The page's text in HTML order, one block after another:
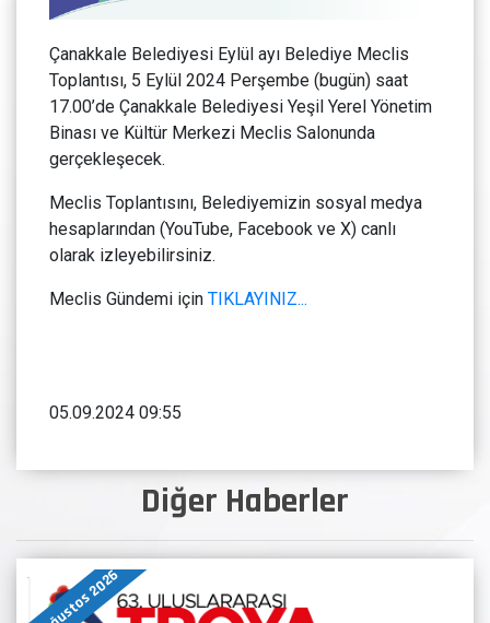
Diğer Haberler
Çanakkale Belediyesi Eylül ayı Belediye Meclis
Toplantısı, 5 Eylül 2024 Perşembe (bugün) saat
17.00’de Çanakkale Belediyesi Yeşil Yerel Yönetim
Binası ve Kültür Merkezi Meclis Salonunda
gerçekleşecek.
Meclis Toplantısını, Belediyemizin sosyal medya
hesaplarından (YouTube, Facebook ve X) canlı
olarak izleyebilirsiniz.
Meclis Gündemi için TIKLAYINIZ...
05.09.2024 09:55